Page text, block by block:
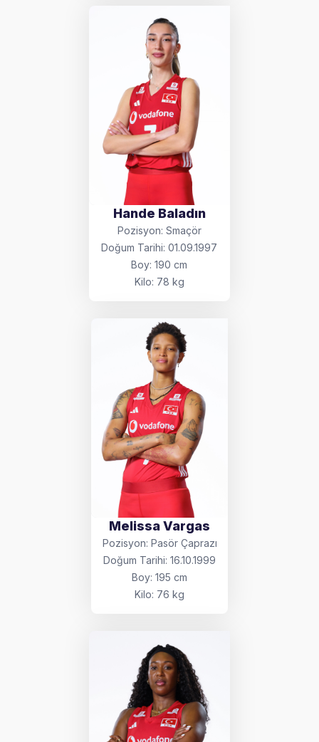
Hande Baladın
Pozisyon: Smaçör
Doğum Tarihi: 01.09.1997
Boy: 190 cm
Kilo: 78 kg
Melissa Vargas
Pozisyon: Pasör Çaprazı
Doğum Tarihi: 16.10.1999
Boy: 195 cm
Kilo: 76 kg